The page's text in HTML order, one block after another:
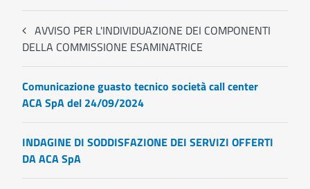
AVVISO PER L'INDIVIDUAZIONE DEI COMPONENTI
DELLA COMMISSIONE ESAMINATRICE
Comunicazione guasto tecnico società call center
ACA SpA del 24/09/2024
INDAGINE DI SODDISFAZIONE DEI SERVIZI OFFERTI
DA ACA SpA